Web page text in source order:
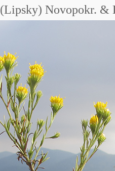
(Lipsky) Novopokr. &